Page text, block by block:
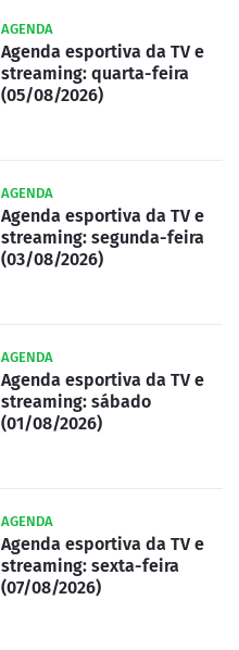
AGENDA
Agenda esportiva da TV e
streaming: quarta-feira
(05/08/2026)
AGENDA
Agenda esportiva da TV e
streaming: segunda-feira
(03/08/2026)
AGENDA
Agenda esportiva da TV e
streaming: sábado
(01/08/2026)
AGENDA
Agenda esportiva da TV e
streaming: sexta-feira
(07/08/2026)